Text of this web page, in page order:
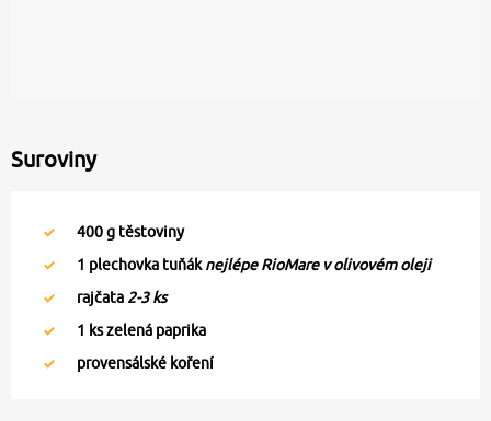
Suroviny
400g těstoviny
1 plechovka tuňáknejlépe RioMare v olivovém oleji
rajčata 2-3 ks
1 ks zelená paprika
provensálské koření